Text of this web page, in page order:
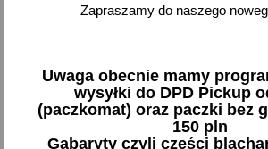
Automat ssania ssanie
47,45 zł brutto
Brak na stanie
Zapraszamy do naszego
Uwaga obecnie mamy
wysyłki do DPD Pickup
(paczkomat) oraz paczki bez
150 pln
Gabaryty czyli części